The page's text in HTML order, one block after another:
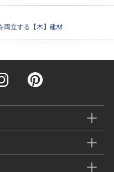
両立する【木】建材